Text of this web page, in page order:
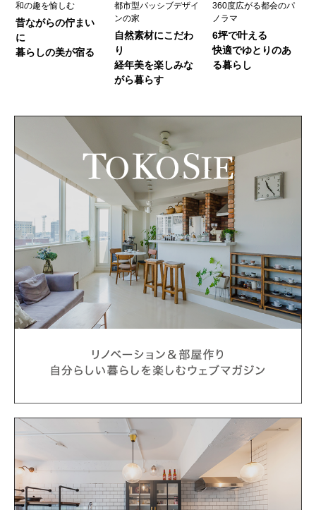
和の趣を愉しむ
昔ながらの佇まい
に
暮らしの美が宿る
都市型パッシブデザイ
ンの家
自然素材にこだわ
り
経年美を楽しみな
がら暮らす
360度広がる都会のパ
ノラマ
6坪で叶える
快適でゆとりのあ
る暮らし